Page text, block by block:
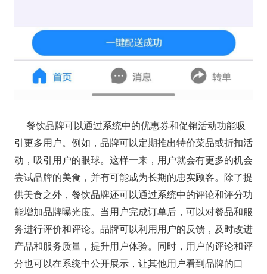
餐饮品牌可以通过系统中的优惠券和促销活动功能吸
引更多用户。例如，品牌可以定期推出特价菜品或折扣活
动，吸引用户的眼球。这样一来，用户就会有更多的机会
尝试品牌的美食，并有可能成为长期的忠实顾客。除了提
供美食之外，餐饮品牌还可以通过系统中的评论和评分功
能增加品牌曝光度。当用户完成订单后，可以对餐品和服
务进行评价和评论。品牌可以利用用户的反馈，及时改进
产品和服务质量，提升用户体验。同时，用户的评论和评
分也可以在系统中公开展示，让其他用户看到品牌的口